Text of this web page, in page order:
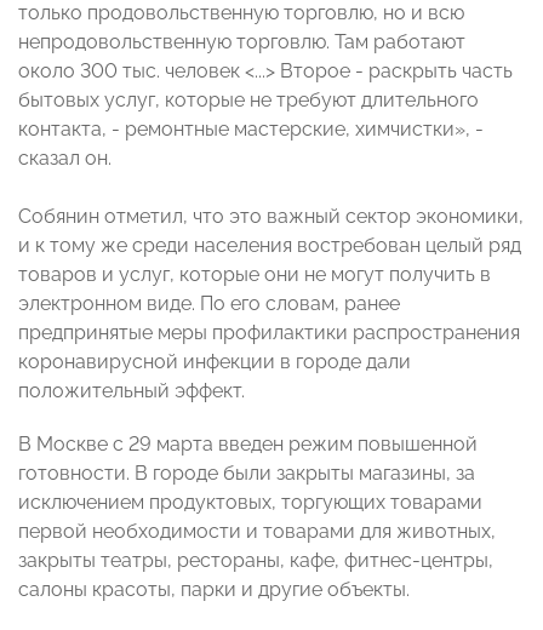
только продовольственную торговлю, но и всю
непродовольственную торговлю. Там работают
около 300 тыс. человек <...> Второе - раскрыть часть
бытовых услуг, которые не требуют длительного
контакта, - ремонтные мастерские, химчистки», -
сказал он.
Собянин отметил, что это важный сектор экономики,
и к тому же среди населения востребован целый ряд
товаров и услуг, которые они не могут получить в
электронном виде. По его словам, ранее
предпринятые меры профилактики распространения
коронавирусной инфекции в городе дали
положительный эффект.
В Москве с 29 марта введен режим повышенной
готовности. В городе были закрыты магазины, за
исключением продуктовых, торгующих товарами
первой необходимости и товарами для животных,
закрыты театры, рестораны, кафе, фитнес-центры,
салоны красоты, парки и другие объекты.